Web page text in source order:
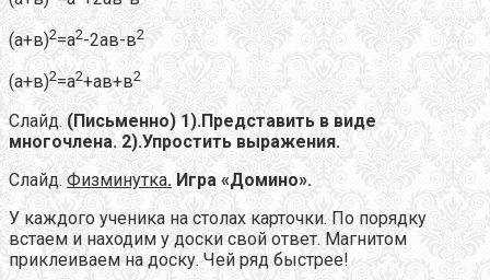
(а+в)2=а2-2ав-в2
(а+в)2=а2+ав+в2
Слайд. (Письменно) 1).Представить в виде
многочлена. 2).Упростить выражения.
Слайд. Физминутка. Игра «Домино».
У каждого ученика на столах карточки. По порядку
встаем и находим у доски свой ответ. Магнитом
приклеиваем на доску. Чей ряд быстрее!